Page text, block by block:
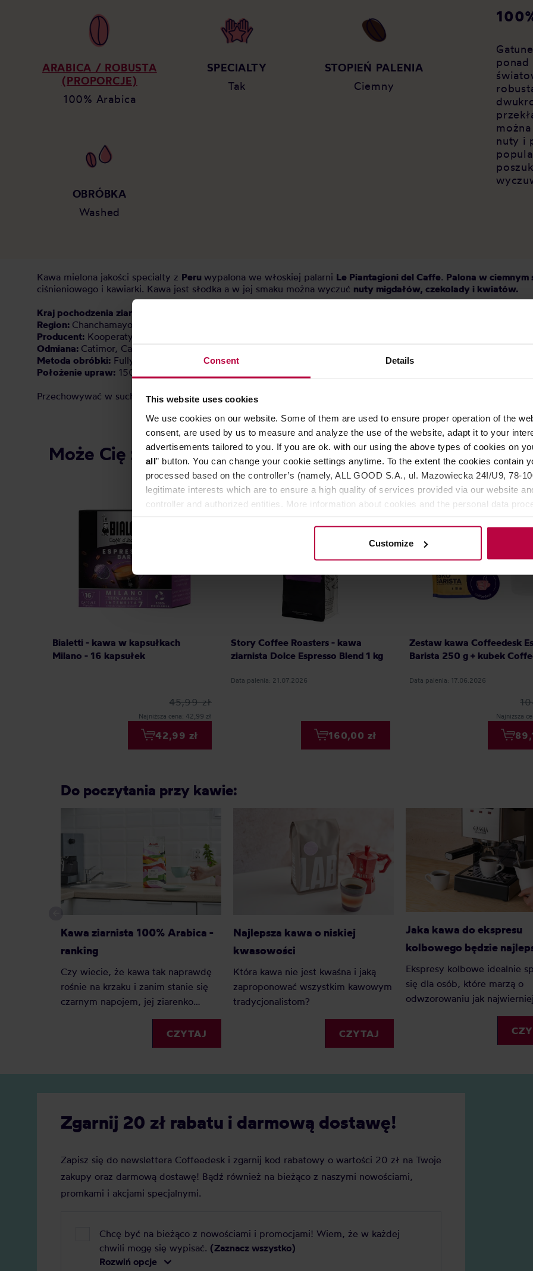
Consent Details
This website uses cookies
We use cookies on our website. Some of them are used to ensure proper operation of the
consent, are used by us to measure and analyze the use of the website, adapt it to your
advertisements tailored to you. If you are ok. with our using the above types of cookies on
all” button. You can change your cookie settings anytime. To the extent the cookies contain
processed based on the controller’s (namely, ALL GOOD S.A., ul. Mazowiecka 24I/U9, 78-
legitimate interests which are to ensure a high quality of services provided via our website
controller and authorized entities. More information about cookies and the personal data
Customize
ARABICA / ROBUSTA
(PROPORCJE)
100% Arabica
SPECIALTY
Tak
STOPIEŃ PALENIA
Ciemny
OBRÓBKA
Washed
ponad
nuty i
Kawa mielona jakości specialty z Peru wypalona we włoskiej palarni Le Piantagioni del Caffe. Palona w ciemnym
ciśnieniowego i kawiarki. Kawa jest słodka a w jej smaku można wyczuć nuty migdałów, czekolady i kwiatów.
Kraj pochodzenia ziarna:
Region: Chanchamayo
Producent: Kooperatywa Coopchebi
Odmiana: Catimor, Catuai, Caturra, Bourbon
Metoda obróbki: Fully Washed
Położenie upraw: 1500 - 1850 m n.p.m.
Przechowywać w suchym i chłodnym miejscu.
Może Cię zainteresować
Bialetti - kawa w kapsułkach
Milano - 16 kapsułek
45,99 zł
Najniższa cena: 42,99 zł
42,99 zł
Story Coffee Roasters - kawa
ziarnista Dolce Espresso Blend 1 kg
Data palenia: 21.07.2026
160,00 zł
Zestaw kawa Coffeedesk
Barista 250 g + kubek
Data palenia: 17.06.2026
Najniższa
Do poczytania przy kawie:
Kawa ziarnista 100% Arabica -
ranking
Czy wiecie, że kawa tak naprawdę
rośnie na krzaku i zanim stanie się
czarnym napojem, jej ziarenko
otacza słodki owoc? Istnieją tylko
dwa gatunki kawy: Arabika i Robusta
CZYTAJ
Najlepsza kawa o niskiej
kwasowości
Która kawa nie jest kwaśna i jaką
zaproponować wszystkim kawowym
tradycjonalistom?
CZYTAJ
Jaka kawa do ekspresu
kolbowego będzie
Ekspresy kolbowe idealnie
się dla osób, które marzą o
odwzorowaniu jak najwierniej
kawiarnianych warunków we
własnej kuchni. Jaka kawa
ekspresu kolbowego
Zgarnij 20 zł rabatu i darmową dostawę!
Zapisz się do newslettera Coffeedesk i zgarnij kod rabatowy o wartości 20 zł na Twoje
zakupy oraz darmową dostawę! Bądź również na bieżąco z naszymi nowościami,
promkami i akcjami specjalnymi.
Chcę być na bieżąco z nowościami i promocjami! Wiem, że w każdej
chwili mogę się wypisać. (Zaznacz wszystko)
Rozwiń opcje